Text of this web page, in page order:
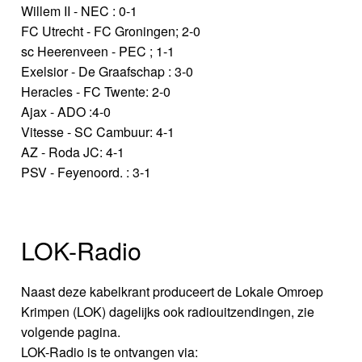
Willem II - NEC : 0-1
FC Utrecht - FC Groningen; 2-0
sc Heerenveen - PEC ; 1-1
Exelsior - De Graafschap : 3-0
Heracles - FC Twente: 2-0
Ajax - ADO :4-0
Vitesse - SC Cambuur: 4-1
AZ - Roda JC: 4-1
PSV - Feyenoord. : 3-1
LOK-Radio
Naast deze kabelkrant produceert de Lokale Omroep
Krimpen (LOK) dagelijks ook radiouitzendingen, zie
volgende pagina.
LOK-Radio is te ontvangen via: